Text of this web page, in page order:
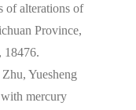
of alterations of
Province,
18476.
Yuesheng
mercury